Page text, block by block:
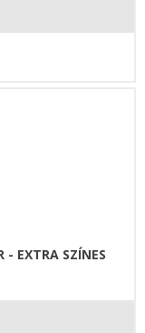
- EXTRA SZÍNES